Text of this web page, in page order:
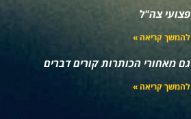
פצועי צה"ל
להמשך קריאה »
גם מאחורי הכותרות קורים דברים
להמשך קריאה »